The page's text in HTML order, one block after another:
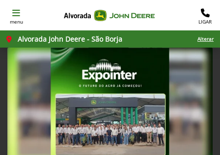
menu LIGAR
Alvorada John Deere - São Borja Alterar